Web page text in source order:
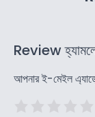
Review
আপনার ই-মেইল